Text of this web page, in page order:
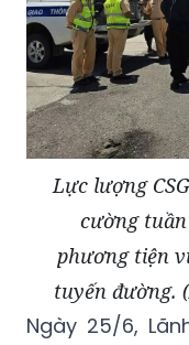
Lực lượng
cường
phương tiện
tuyến đường.
Ngày 25/6,